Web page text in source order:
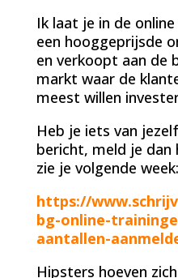
Ik laat je in de
een hooggeprijsde
en verkoopt aan de
markt waar de
meest willen
Heb je iets van
bericht, meld je dan
zie je volgende week:
https://
bg-online-
aantallen-
Hipsters hoeven